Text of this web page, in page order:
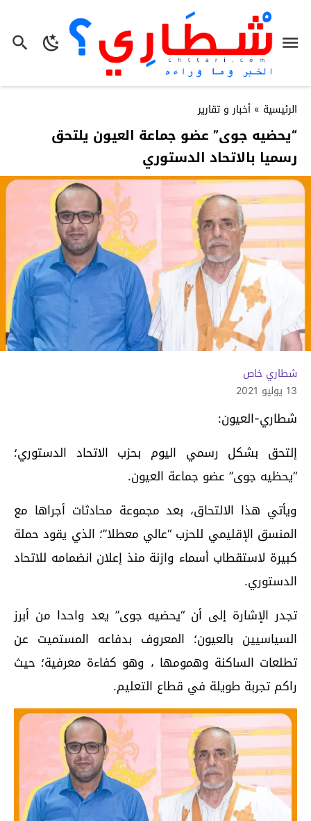
الرئيسية » أخبار و تقارير
“يحضيه جوى” عضو جماعة العيون يلتحق
رسميا بالاتحاد الدستوري
شطاري خاص
13 يوليو 2021
شطاري-العيون:
إلتحق بشكل رسمي اليوم بحزب الاتحاد الدستوري؛
“يحظيه جوى” عضو جماعة العيون.
ويأتي هذا الالتحاق، بعد مجموعة محادثات أجراها مع
المنسق الإقليمي للحزب “عالي معطلا”؛ الذي يقود حملة
كبيرة لاستقطاب أسماء وازنة منذ إعلان انضمامه للاتحاد
الدستوري.
تجدر الإشارة إلى أن “يحضيه جوى” يعد واحدا من أبرز
السياسيين بالعيون؛ المعروف بدفاعه المستميت عن
تطلعات الساكنة وهمومها ، وهو كفاءة معرفية؛ حيث
راكم تجربة طويلة في قطاع التعليم.